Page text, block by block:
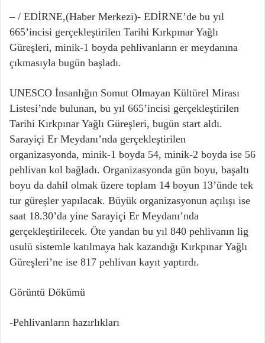
– / EDİRNE,(Haber Merkezi)- EDİRNE’de bu yıl
665’incisi gerçekleştirilen Tarihi Kırkpınar Yağlı
Güreşleri, minik-1 boyda pehlivanların er meydanına
çıkmasıyla bugün başladı.
UNESCO İnsanlığın Somut Olmayan Kültürel Mirası
Listesi’nde bulunan, bu yıl 665’incisi gerçekleştirilen
Tarihi Kırkpınar Yağlı Güreşleri, bugün start aldı.
Sarayiçi Er Meydanı’nda gerçekleştirilen
organizasyonda, minik-1 boyda 54, minik-2 boyda ise 56
pehlivan kol bağladı. Organizasyonda gün boyu, başaltı
boyu da dahil olmak üzere toplam 14 boyun 13’ünde tek
tur güreşler yapılacak. Büyük organizasyonun açılışı ise
saat 18.30’da yine Sarayiçi Er Meydanı’nda
gerçekleştirilecek. Öte yandan bu yıl 840 pehlivanın lig
usulü sistemle katılmaya hak kazandığı Kırkpınar Yağlı
Güreşleri’ne ise 817 pehlivan kayıt yaptırdı.
Görüntü Dökümü
-Pehlivanların hazırlıkları